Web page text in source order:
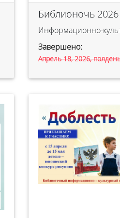
Библионочь 2026
Информационно-
Завершено:
Апрель 18, 2026,